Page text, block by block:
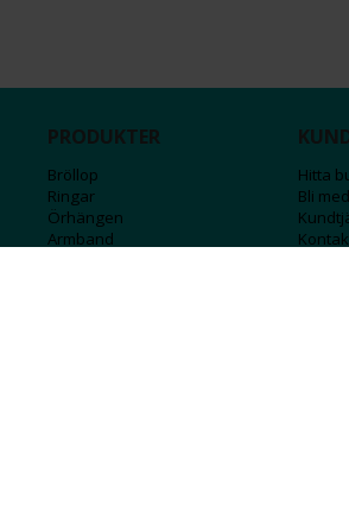
PRODUKTER
Bröllop
Ringar
Örhängen
Armband
Hitta
Bli